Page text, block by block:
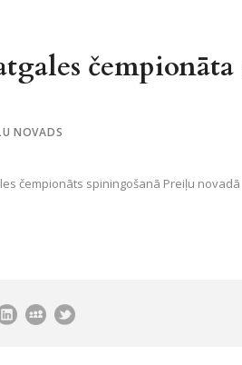
NOVADS
čempionāts spiningošanā Preiļu novadā